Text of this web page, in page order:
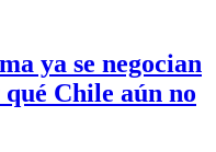
ya se negocian
Chile aún no